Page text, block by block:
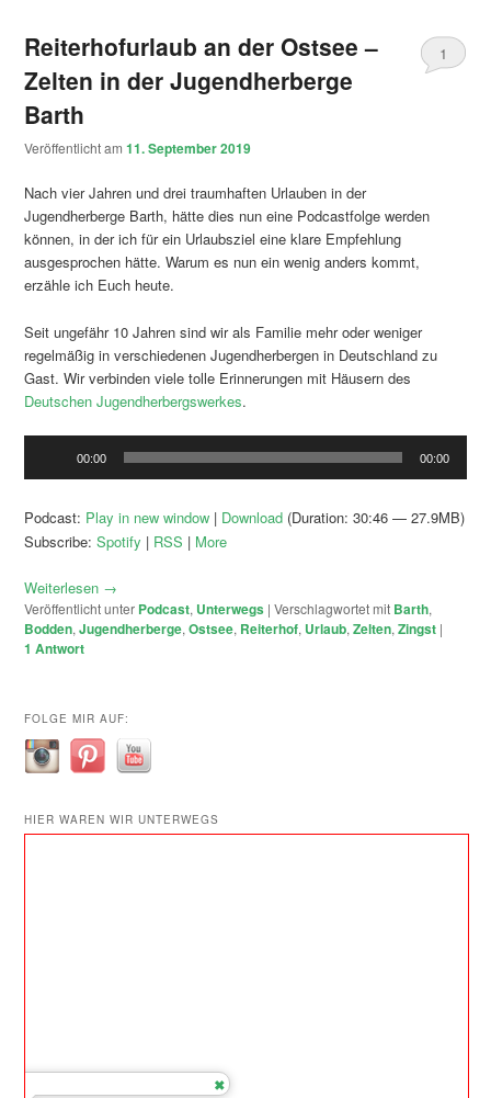
Reiterhofurlaub an der Ostsee –
Zelten in der Jugendherberge
Barth
Veröffentlicht am11. September 2019
1
Nach vier Jahren und drei traumhaften Urlauben in der
Jugendherberge Barth, hätte dies nun eine Podcastfolge werden
können, in der ich für ein Urlaubsziel eine klare Empfehlung
ausgesprochen hätte. Warum es nun ein wenig anders kommt,
erzähle ich Euch heute.
Seit ungefähr 10 Jahren sind wir als Familie mehr oder weniger
regelmäßig in verschiedenen Jugendherbergen in Deutschland zu
Gast. Wir verbinden viele tolle Erinnerungen mit Häusern des
Deutschen Jugendherbergswerkes.
00:00 00:00
Podcast: Play in new window | Download (Duration: 30:46 — 27.9MB)
Subscribe:Spotify | RSS | More
Weiterlesen →
Veröffentlicht unter Podcast, Unterwegs |Verschlagwortet mit Barth,
Bodden,Jugendherberge,Ostsee, Reiterhof, Urlaub,Zelten,Zingst |
1 Antwort
FOLGE MIR AUF:
HIER WAREN WIR UNTERWEGS